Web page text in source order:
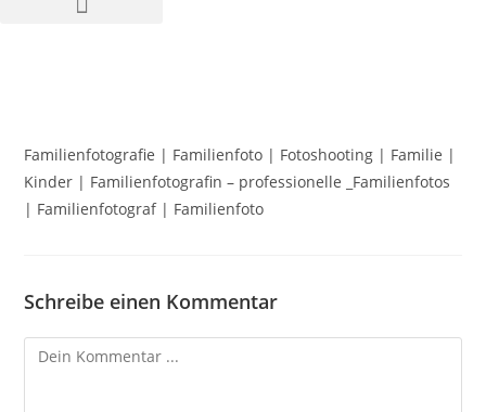
Familienfotografie | Familienfoto | Fotoshooting | Familie |
Kinder | Familienfotografin – professionelle _Familienfotos
| Familienfotograf | Familienfoto
Schreibe einen Kommentar